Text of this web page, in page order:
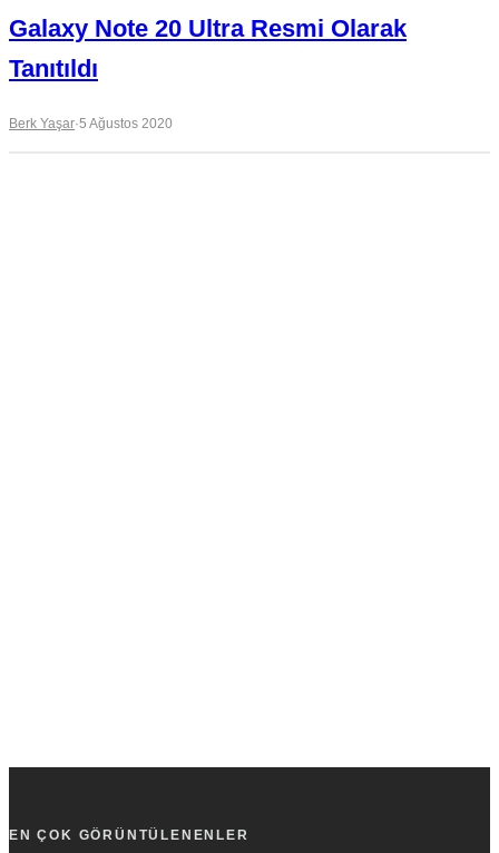
Galaxy Note 20 Ultra Resmi Olarak
Tanıtıldı
Berk Yaşar·5 Ağustos 2020
EN ÇOK GÖRÜNTÜLENENLER